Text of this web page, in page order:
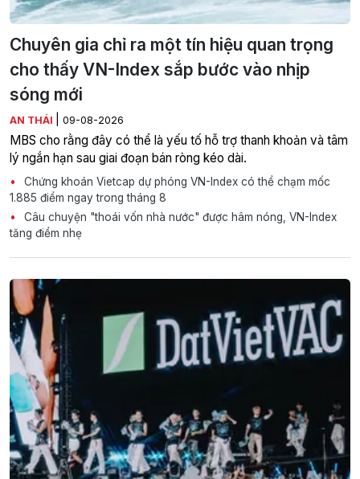
Chuyên gia chỉ ra một tín hiệu quan trọng
cho thấy VN-Index sắp bước vào nhịp
sóng mới
AN THÁI 09-08-2026
MBS cho rằng đây có thể là yếu tố hỗ trợ thanh khoản và tâm
lý ngắn hạn sau giai đoạn bán ròng kéo dài.
Chứng khoán Vietcap dự phóng VN-Index có thể chạm mốc
1.885 điểm ngay trong tháng 8
Câu chuyện "thoái vốn nhà nước" được hâm nóng, VN-Index
tăng điểm nhẹ